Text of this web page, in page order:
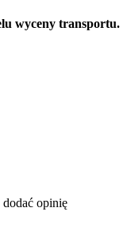
wyceny transportu.
dodać opinię